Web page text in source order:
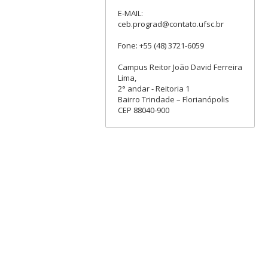
E-MAIL:
ceb.prograd@contato.ufsc.br
Fone: +55 (48) 3721-6059
Campus Reitor João David Ferreira
Lima,
2° andar - Reitoria 1
Bairro Trindade – Florianópolis
CEP 88040-900